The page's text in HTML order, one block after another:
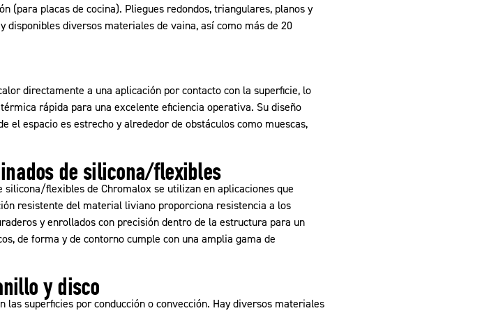
(para placas de cocina). Pliegues redondos, triangulares, planos y
diversos materiales de vaina, así como más de 20
directamente a una aplicación por contacto con la superficie, lo
rápida para una excelente eficiencia operativa. Su diseño
el espacio es estrecho y alrededor de obstáculos como muescas,
de silicona/flexibles
flexibles de Chromalox se utilizan en aplicaciones que
resistente del material liviano proporciona resistencia a los
y enrollados con precisión dentro de la estructura para un
de forma y de contorno cumple con una amplia gama de
y disco
superficies por conducción o convección. Hay diversos materiales